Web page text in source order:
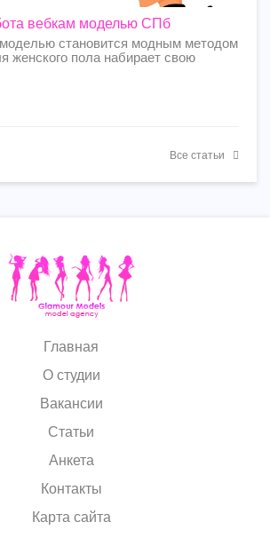
вебкам моделью СПб
становится модным методом
женского пола набирает свою
Все статьи
Главная
О студии
Вакансии
Статьи
Анкета
Контакты
Карта сайта